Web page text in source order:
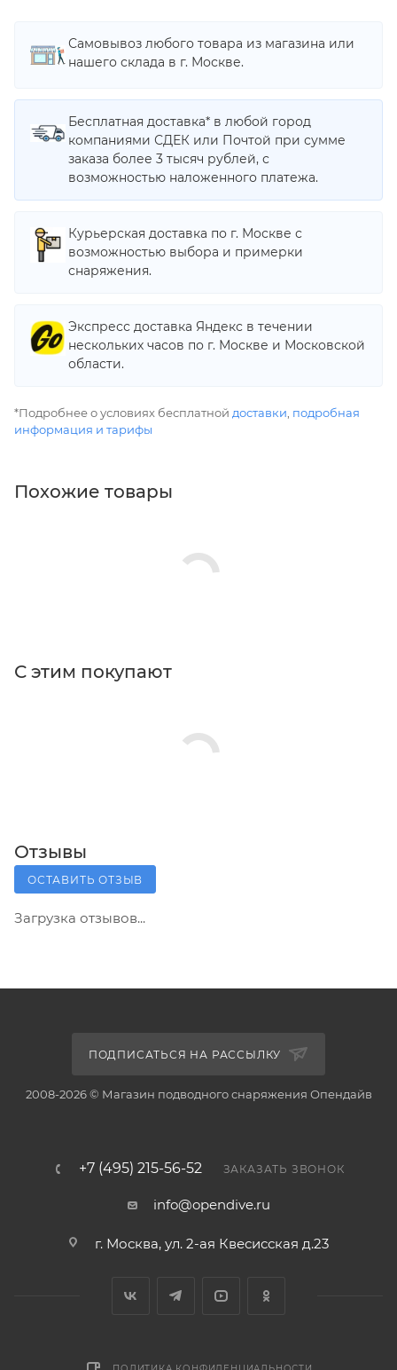
Самовывоз любого товара из магазина или
нашего склада в г. Москве.
Бесплатная доставка* в любой город
компаниями СДЕК или Почтой при сумме
заказа более 3 тысяч рублей, с
возможностью наложенного платежа.
Курьерская доставка по г. Москве с
возможностью выбора и примерки
снаряжения.
Экспресс доставка Яндекс в течении
нескольких часов по г. Москве и Московской
области.
*Подробнее о условиях бесплатной доставки подробная
информация и тарифы
Похожие товары
С этим покупают
Отзывы
ОСТАВИТЬ ОТЗЫВ
Загрузка отзывов...
ПОДПИСАТЬСЯ НА РАССЫЛКУ
2008-2026 © Магазин подводного снаряжения Опендайв
+7 (495) 215-56-52 ЗАКАЗАТЬ ЗВОНОК
info@opendive.ru
г. Москва, ул. 2-ая Квесисская д.23